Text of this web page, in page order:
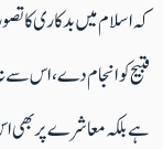
کہ اسلام میں بدکاری کا
قبیح کو انجام دے ، اس
ہے بلکہ معاشرے پر بھی